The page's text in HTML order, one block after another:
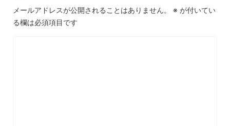
メールアドレスが公開されることはありません。 ※ が付いてい
る欄は必須項目です